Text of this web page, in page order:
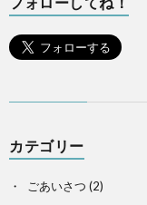
カテゴリー
ごあいさつ (2)